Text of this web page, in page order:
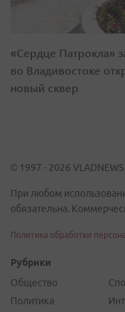
«Сердце Патрокла»
во Владивостоке
новый сквер
© 1997 - 2026 VLADNEWS
При любом
обязательна.
Политика обработки
Рубрики
Общество
Политика